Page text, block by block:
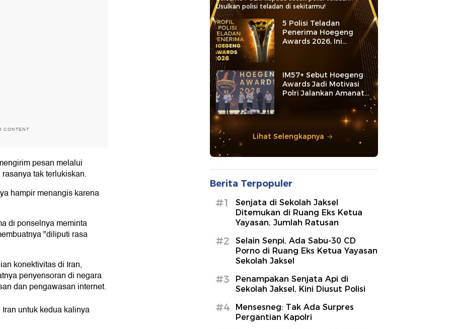
CONTENT
pesan melalui
tak terlukiskan.
hampir menangis karena
di ponselnya meminta
"diliputi rasa
konektivitas di Iran,
penyensoran di negara
dan pengawasan internet.
untuk kedua kalinya
Usulkan polisi teladan di sekitarmu!
5 Polisi Teladan
Penerima Hoegeng
Awards 2026, Ini
Kategori dan Kiprahnya
IM57+ Sebut Hoegeng
Awards Jadi Motivasi
Polri Jalankan Amanat
Lihat Selengkapnya
Berita Terpopuler
#1
Senjata di Sekolah Jaksel
Ditemukan di Ruang Eks Ketua
Yayasan, Jumlah Ratusan
#2
Selain Senpi, Ada Sabu-30 CD
Porno di Ruang Eks Ketua Yayasan
Sekolah Jaksel
#3
Penampakan Senjata Api di
Sekolah Jaksel, Kini Diusut Polisi
#4
Mensesneg: Tak Ada Surpres
Pergantian Kapolri